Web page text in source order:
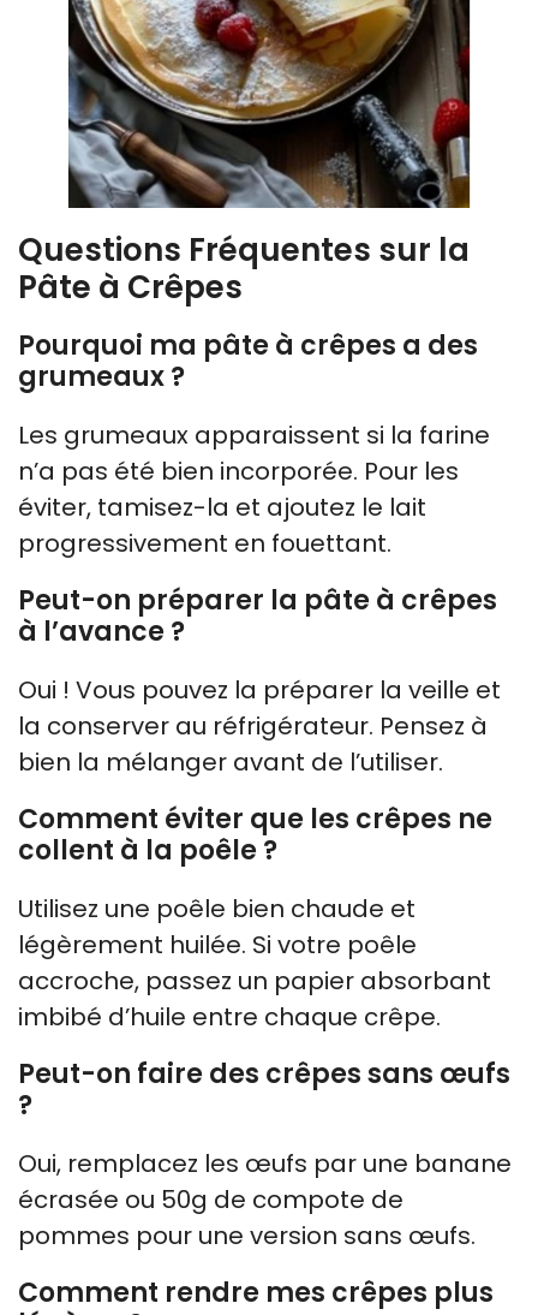
Questions Fréquentes sur la
Pâte à Crêpes
Pourquoi ma pâte à crêpes a des
grumeaux ?
Les grumeaux apparaissent si la farine
n’a pas été bien incorporée. Pour les
éviter, tamisez-la et ajoutez le lait
progressivement en fouettant.
Peut-on préparer la pâte à crêpes
à l’avance ?
Oui ! Vous pouvez la préparer la veille et
la conserver au réfrigérateur. Pensez à
bien la mélanger avant de l’utiliser.
Comment éviter que les crêpes ne
collent à la poêle ?
Utilisez une poêle bien chaude et
légèrement huilée. Si votre poêle
accroche, passez un papier absorbant
imbibé d’huile entre chaque crêpe.
Peut-on faire des crêpes sans œufs
?
Oui, remplacez les œufs par une banane
écrasée ou 50g de compote de
pommes pour une version sans œufs.
Comment rendre mes crêpes plus